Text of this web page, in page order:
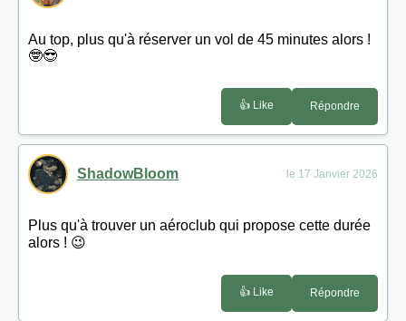
Au top, plus qu'à réserver un vol de 45 minutes alors !
🤓😎
👍 Like Répondre
ShadowBloom le 17 Janvier 2026
Plus qu'à trouver un aéroclub qui propose cette durée
alors ! 😉
👍 Like Répondre